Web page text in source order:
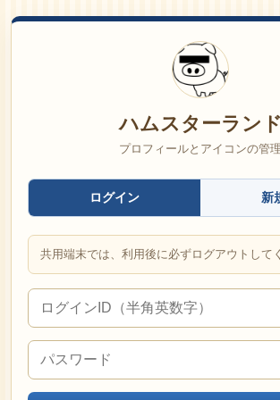
ハムスターランド
プロフィールとアイコンの管理
ログイン 新
共用端末では、利用後に必ずログアウトして